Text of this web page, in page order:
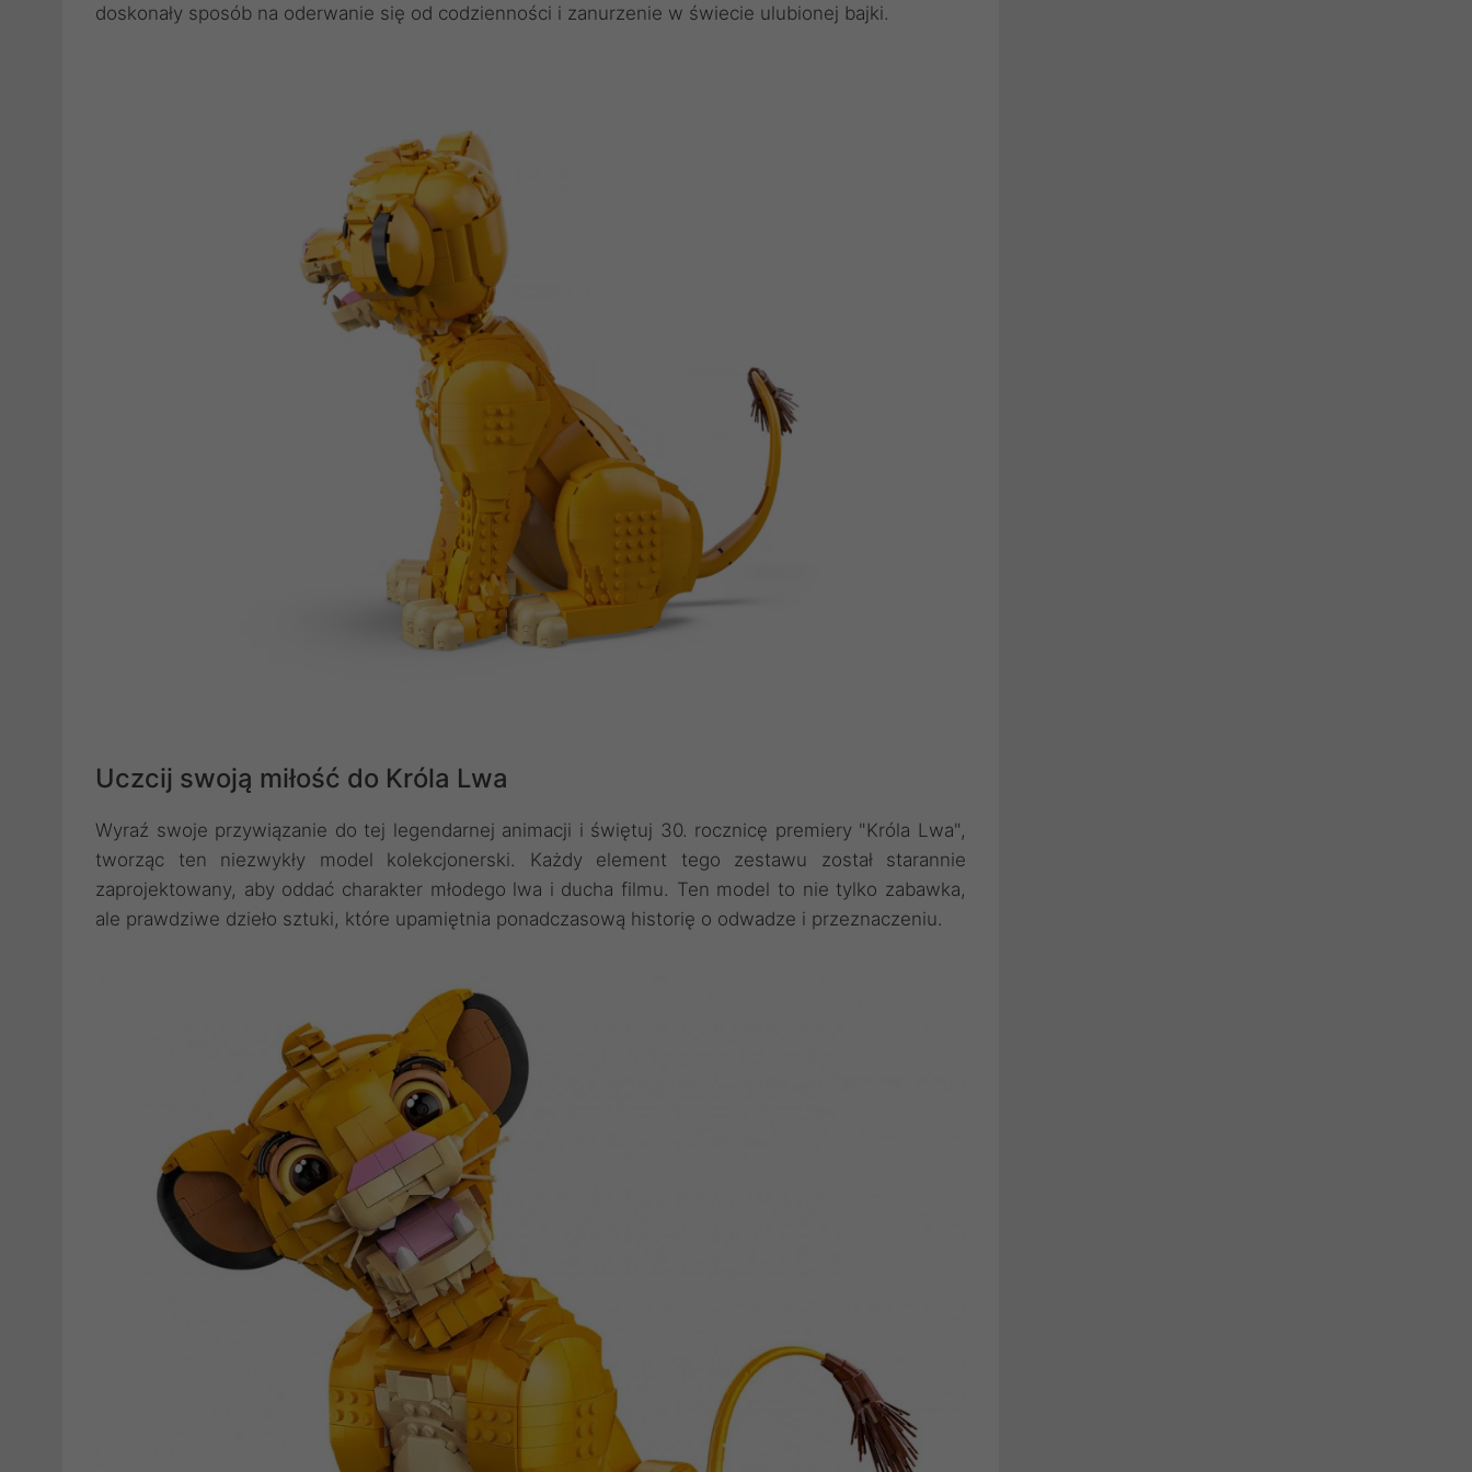
doskonały sposób na oderwanie się od codzienności i zanurzenie w świecie ulubionej bajki.
Uczcij swoją miłość do Króla Lwa
Wyraź swoje przywiązanie do tej legendarnej animacji i świętuj 30. rocznicę premiery "Króla Lwa",
tworząc ten niezwykły model kolekcjonerski. Każdy element tego zestawu został starannie
zaprojektowany, aby oddać charakter młodego lwa i ducha filmu. Ten model to nie tylko zabawka,
ale prawdziwe dzieło sztuki, które upamiętnia ponadczasową historię o odwadze i przeznaczeniu.